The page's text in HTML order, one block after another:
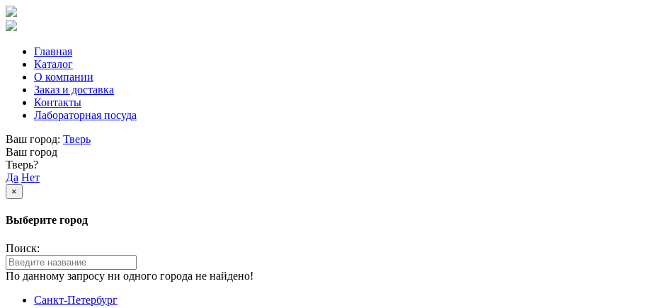
Главная
Каталог
О компании
Заказ и доставка
Контакты
Лабораторная посуда
Ваш город: Тверь
Ваш город
Тверь?
Да Нет
×
Выберите город
Поиск:
По данному запросу ни одного города не найдено!
Санкт-Петербург